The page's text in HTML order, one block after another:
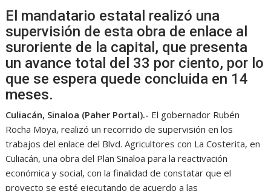
El mandatario estatal realizó una
supervisión de esta obra de enlace al
suroriente de la capital, que presenta
un avance total del 33 por ciento, por lo
que se espera quede concluida en 14
meses.
Culiacán, Sinaloa (Paher Portal).- El gobernador Rubén
Rocha Moya, realizó un recorrido de supervisión en los
trabajos del enlace del Blvd. Agricultores con La Costerita, en
Culiacán, una obra del Plan Sinaloa para la reactivación
económica y social, con la finalidad de constatar que el
proyecto se esté ejecutando de acuerdo a las